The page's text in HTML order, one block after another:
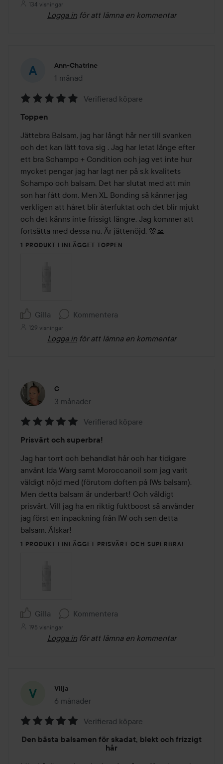
134 visningar
Logga in för att lämna en kommentar
Ann-Chatrine
1 månad
Inlägget skapades 1 månad
5
av
5
Verifierad köpare
Toppen
Jättebra Balsam, jag har långt hår ner till svanken
och det kan lätt tova sig . Jag har letat länge efter
ett bra Schampo + Condition och jag vet inte hur
mycket pengar jag har lagt ner på s.k kvalitets
Schampo och balsam. Det har slutat med att min
son har fått dom. Men XL Bonding så känner jag
verkligen att håret blir återfuktat och det blir mjukt
och det känns inte frissigt längre. Jag kommer att
fortsätta med dessa nu. Är jättenöjd. 🌸🙏
1 PRODUKT I INLÄGGET TOPPEN
Gilla Kommentera
129 visningar
Logga in för att lämna en kommentar
C
3 månader
Inlägget skapades 3 månader
5
av
5
Verifierad köpare
Prisvärt och superbra!
Jag har torrt och behandlat hår och har tidigare
använt Ida Warg samt Moroccanoil som jag varit
väldigt nöjd med (förutom doften på IWs balsam).
Men detta balsam är underbart! Och väldigt
prisvärt. Vill jag ha en riktig fuktboost så använder
jag först en inpackning från IW och sen detta
balsam. Älskar!
1 PRODUKT I INLÄGGET PRISVÄRT OCH SUPERBRA!
Gilla Kommentera
195 visningar
Logga in för att lämna en kommentar
Vilja
6 månader
Inlägget skapades 6 månader
5
Verifierad köpare
Den bästa balsamen för skadat, blekt och frizzigt
hår